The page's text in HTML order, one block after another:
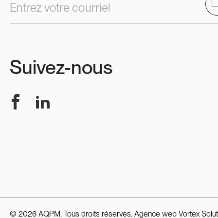
Entrez votre courriel
Suivez-nous
FacebookLinkedIn
© 2026 AQPM. Tous droits réservés. Agence web Vortex